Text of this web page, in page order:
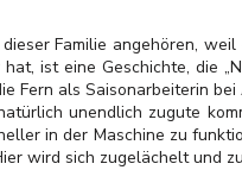
Familie angehören,
hat, ist eine Geschichte, die
Fern als Saisonarbeiterin
unendlich zugute
in der Maschine zu
wird sich zugelächelt und